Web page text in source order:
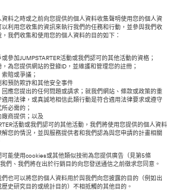
料之時或之前向您提供的個人資料收集聲明使用您的個人資
利用您收集的資訊來執行我們的任務和行動，並參與我們收
我們收集和使用您的個人資料的目的如下：
參加JUMPSTARTER活動或我們認可的其他活動的資格；
為您提供網站的登錄ID，並維護和管理您的註冊；
賠或爭議；
預防欺詐和其他安全事件
應您提出的任何問題或請求；就我們網站、條款或政策的重
用法律，或真誠地相信此類行動是符合適用法律要求或遵守
必需的；
商提供；以及
活動或我們認可的其他活動，我們將使用您提供的個人資料
您的情況，並與服務提供者和我們認為與您申請的計畫相關
能使用cookies或其他類似技術為您提供廣告（見第5條
們、我們將在出於行銷目的向您發送通信之前徵求您同意。
也可以將您的個人資料用於與我們向您披露的目的（例如出
史研究目的或統計目的）不相抵觸的其他目的。